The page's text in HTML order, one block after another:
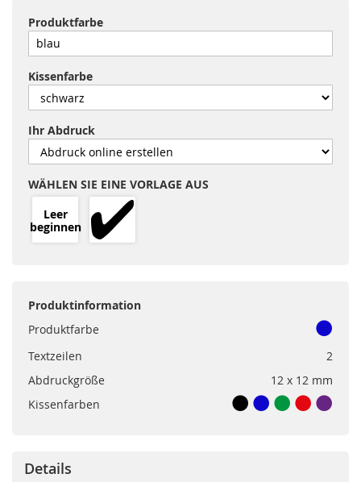
Produktfarbe
Kissenfarbe
Ihr Abdruck
WÄHLEN SIE EINE VORLAGE AUS
Leer
beginnen
Produktinformation
Produktfarbe
Textzeilen
2
Abdruckgröße
12 x 12 mm
Kissenfarben
Details